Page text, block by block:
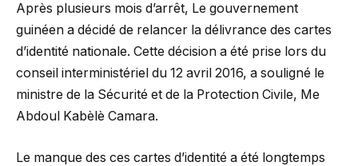
Après plusieurs mois d’arrêt, Le gouvernement
guinéen a décidé de relancer la délivrance des cartes
d’identité nationale. Cette décision a été prise lors du
conseil interministériel du 12 avril 2016, a souligné le
ministre de la Sécurité et de la Protection Civile, Me
Abdoul Kabèlè Camara.
Le manque des ces cartes d’identité a été longtemps